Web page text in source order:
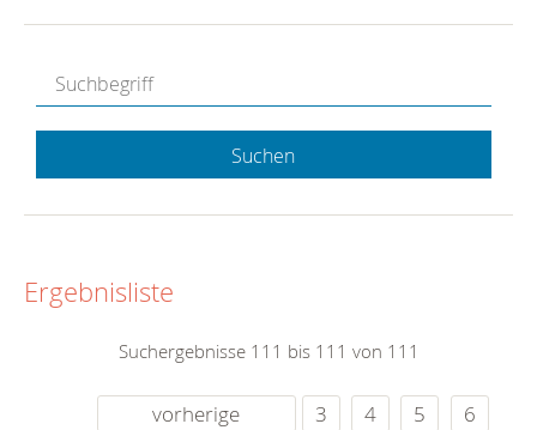
Suchen
Ergebnisliste
Suchergebnisse 111 bis 111 von 111
vorherige 3 4 5
6